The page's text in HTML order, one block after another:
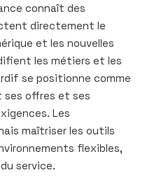
connaît des
directement le
et les nouvelles
les métiers et les
se positionne comme
offres et ses
Les
maîtriser les outils
flexibles,
service.